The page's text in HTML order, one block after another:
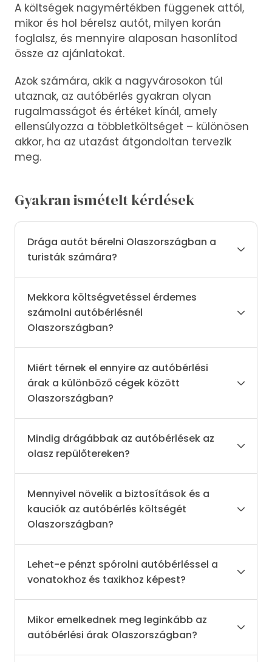
A költségek nagymértékben függenek attól,
mikor és hol bérelsz autót, milyen korán
foglalsz, és mennyire alaposan hasonlítod
össze az ajánlatokat.
Azok számára, akik a nagyvárosokon túl
utaznak, az autóbérlés gyakran olyan
rugalmasságot és értéket kínál, amely
ellensúlyozza a többletköltséget – különösen
akkor, ha az utazást átgondoltan tervezik
meg.
Gyakran ismételt kérdések
Drága autót bérelni Olaszországban a
turisták számára?
Mekkora költségvetéssel érdemes
számolni autóbérlésnél
Olaszországban?
Miért térnek el ennyire az autóbérlési
árak a különböző cégek között
Olaszországban?
Mindig drágábbak az autóbérlések az
olasz repülőtereken?
Mennyivel növelik a biztosítások és a
kauciók az autóbérlés költségét
Olaszországban?
Lehet-e pénzt spórolni autóbérléssel a
vonatokhoz és taxikhoz képest?
Mikor emelkednek meg leginkább az
autóbérlési árak Olaszországban?